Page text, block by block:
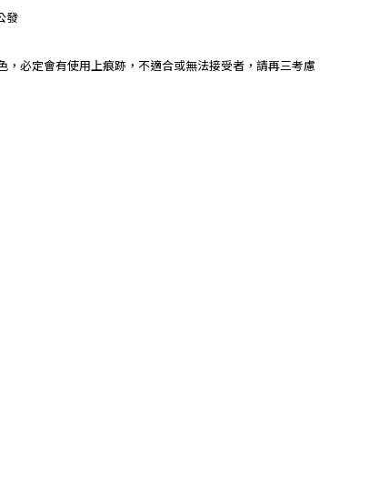
發
， 必定會有使用上痕跡 ， 不適合或無法接受者， 請再三考慮